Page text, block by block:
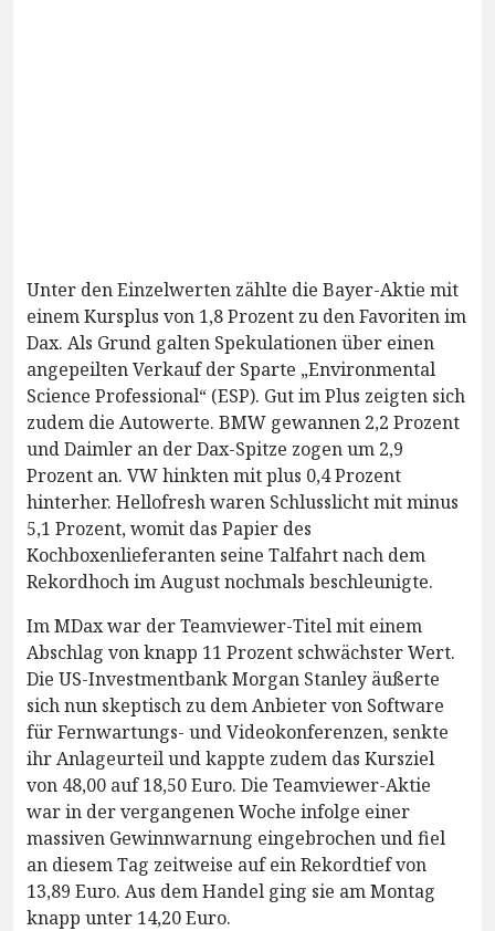
Unter den Einzelwerten zählte die Bayer-Aktie mit
einem Kursplus von 1,8 Prozent zu den Favoriten im
Dax. Als Grund galten Spekulationen über einen
angepeilten Verkauf der Sparte „Environmental
Science Professional“ (ESP). Gut im Plus zeigten sich
zudem die Autowerte. BMW gewannen 2,2 Prozent
und Daimler an der Dax-Spitze zogen um 2,9
Prozent an. VW hinkten mit plus 0,4 Prozent
hinterher. Hellofresh waren Schlusslicht mit minus
5,1 Prozent, womit das Papier des
Kochboxenlieferanten seine Talfahrt nach dem
Rekordhoch im August nochmals beschleunigte.
Im MDax war der Teamviewer-Titel mit einem
Abschlag von knapp 11 Prozent schwächster Wert.
Die US-Investmentbank Morgan Stanley äußerte
sich nun skeptisch zu dem Anbieter von Software
für Fernwartungs- und Videokonferenzen, senkte
ihr Anlageurteil und kappte zudem das Kursziel
von 48,00 auf 18,50 Euro. Die Teamviewer-Aktie
war in der vergangenen Woche infolge einer
massiven Gewinnwarnung eingebrochen und fiel
an diesem Tag zeitweise auf ein Rekordtief von
13,89 Euro. Aus dem Handel ging sie am Montag
knapp unter 14,20 Euro.